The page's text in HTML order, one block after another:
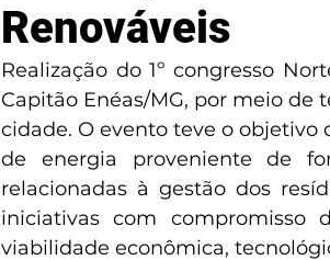
Renováveis
Realização do 1º congresso
Capitão Enéas/MG, por meio
cidade. O evento teve o
de energia proveniente de
relacionadas à gestão dos
iniciativas com compromisso
viabilidade econômica,